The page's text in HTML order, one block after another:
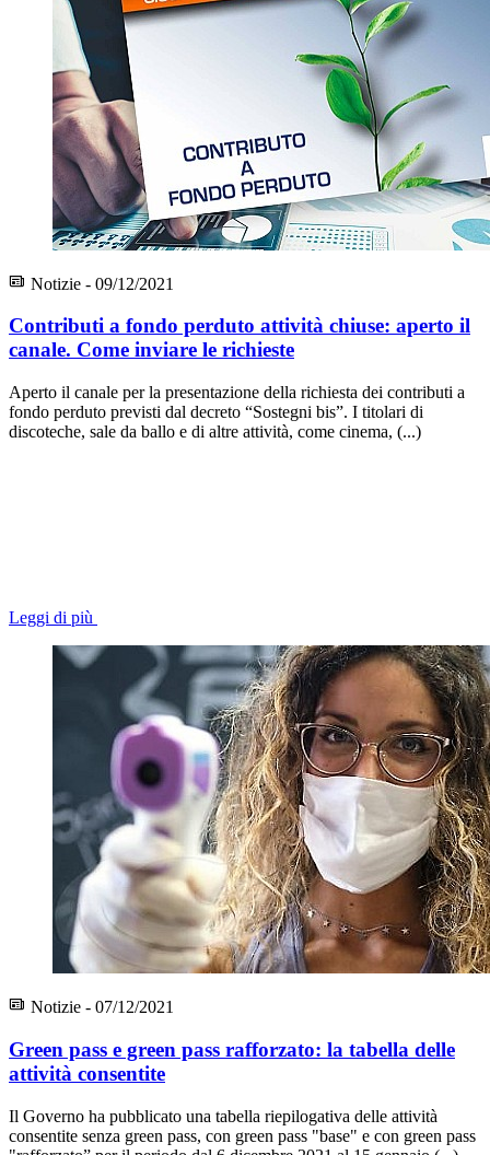
Notizie - 09/12/2021
Contributi a fondo perduto attività chiuse: aperto il
canale. Come inviare le richieste
Aperto il canale per la presentazione della richiesta dei contributi a
fondo perduto previsti dal decreto “Sostegni bis”. I titolari di
discoteche, sale da ballo e di altre attività, come cinema, (...)
Leggi di più
Notizie - 07/12/2021
Green pass e green pass rafforzato: la tabella delle
attività consentite
Il Governo ha pubblicato una tabella riepilogativa delle attività
consentite senza green pass, con green pass "base" e con green pass